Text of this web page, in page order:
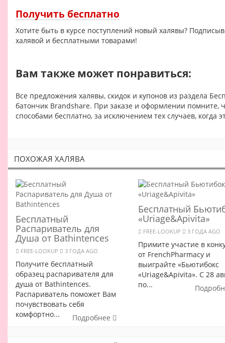
Получить бесплатно
Хотите быть в курсе поступлений новый халявы?
халявой и бесплатными товарами!
Вам также может понравиться:
Все предложения халявы, скидок и купонов из раздела
батончик Brandshare. При заказе и оформлении помните,
способами бесплатно, за исключением тех случаев, когда
ПОХОЖАЯ ХАЛЯВА
Бесплатный
Распариватель для
Душа от Bathintences
FREE-LOOKUP 3 ГОДА AGO
Получите бесплатный
образец распаривателя для
душа от Bathintences.
Распариватель поможет Вам
почувствовать себя
комфортно...
Подробнее
Бесплатный
«Uriage&Apivita»
FREE-LOOKUP 3 ГОДА AGO
Примите участие в
от FrenchPharmacy и
выиграйте «Бьютибокс
«Uriage&Apivita». С 28
по...